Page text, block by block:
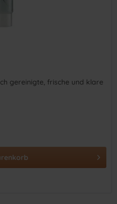
gereinigte, frische und klare